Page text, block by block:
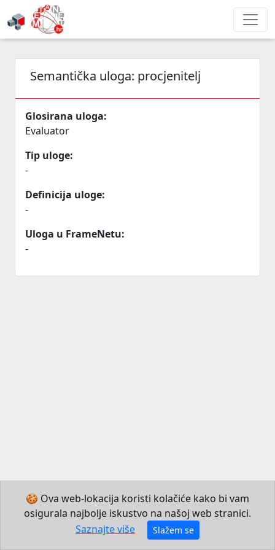
Semantička uloga: procjenitelj
Glosirana uloga:
Evaluator
Tip uloge:
-
Definicija uloge:
-
Uloga u FrameNetu:
-
🍪 Ova web-lokacija koristi kolačiće kako bi vam
osigurala najbolje iskustvo na našoj web stranici.
Saznajte više
Slažem se
© 2026 Institut za hrvatski jezik i jezikoslovlje
Izradio JB Mechatronics